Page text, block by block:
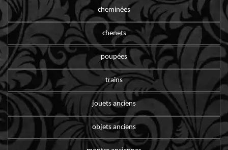
cheminées
chenets
poupées
trains
jouets anciens
objets anciens